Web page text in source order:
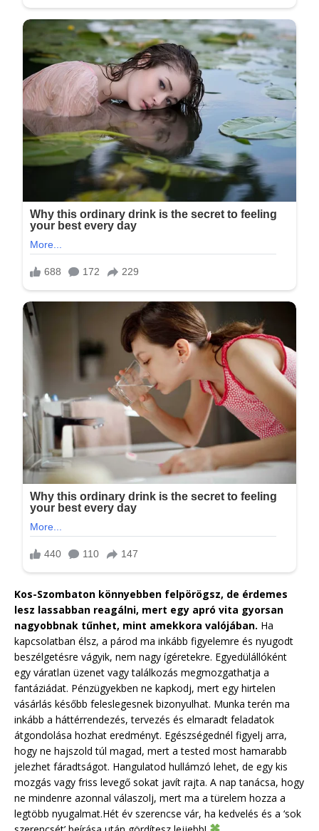
Kos-Szombaton könnyebben felpörögsz, de érdemes
lesz lassabban reagálni, mert egy apró vita gyorsan
nagyobbnak tűnhet, mint amekkora valójában. Ha
kapcsolatban élsz, a párod ma inkább figyelemre és nyugodt
beszélgetésre vágyik, nem nagy ígéretekre. Egyedülállóként
egy váratlan üzenet vagy találkozás megmozgathatja a
fantáziádat. Pénzügyekben ne kapkodj, mert egy hirtelen
vásárlás később feleslegesnek bizonyulhat. Munka terén ma
inkább a háttérrendezés, tervezés és elmaradt feladatok
átgondolása hozhat eredményt. Egészségednél figyelj arra,
hogy ne hajszold túl magad, mert a tested most hamarabb
jelezhet fáradtságot. Hangulatod hullámzó lehet, de egy kis
mozgás vagy friss levegő sokat javít rajta. A nap tanácsa, hogy
ne mindenre azonnal válaszolj, mert ma a türelem hozza a
legtöbb nyugalmat.Hét év szerencse vár, ha kedvelés és a ‘sok